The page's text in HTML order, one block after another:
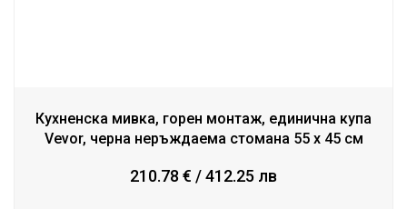
Кухненска мивка, горен монтаж, единична купа
Vevor, черна неръждаема стомана 55 x 45 см
210.78 € / 412.25 лв